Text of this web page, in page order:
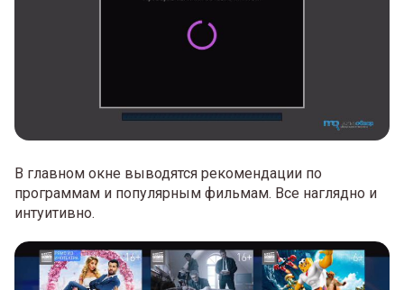
В главном окне выводятся рекомендации по
программам и популярным фильмам. Все наглядно и
интуитивно.